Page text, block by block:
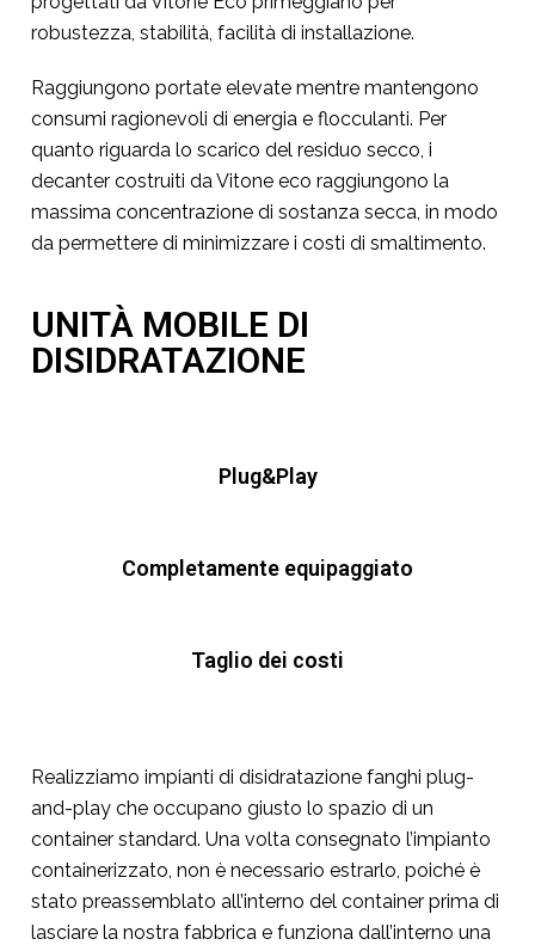
robustezza, stabilità, facilità di installazione.
Raggiungono portate elevate mentre mantengono
consumi ragionevoli di energia e flocculanti. Per
quanto riguarda lo scarico del residuo secco, i
decanter costruiti da Vitone eco raggiungono la
massima concentrazione di sostanza secca, in modo
da permettere di minimizzare i costi di smaltimento.
UNITÀ MOBILE DI
DISIDRATAZIONE
Plug&Play
Completamente equipaggiato
Taglio dei costi
Realizziamo impianti di disidratazione fanghi plug-
and-play che occupano giusto lo spazio di un
container standard. Una volta consegnato l’impianto
containerizzato, non è necessario estrarlo, poiché è
stato preassemblato all’interno del container prima di
lasciare la nostra fabbrica e funziona dall’interno una